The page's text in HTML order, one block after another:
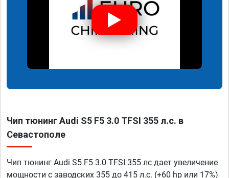
Чип тюнинг Audi S5 F5 3.0 TFSI 355 л.с. в
Севастополе
Чип тюнинг Audi S5 F5 3.0 TFSI 355 лс дает увеличение
мощности с заводских 355 до 415 л.с. (+60 hp или 17%)